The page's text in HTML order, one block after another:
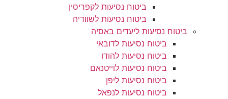
ביטוח נסיעות לקפריסין
ביטוח נסיעות לשוודיה
ביטוח נסיעות ליעדים באסיה
ביטוח נסיעות לדובאי
ביטוח נסיעות להודו
ביטוח נסיעות לוייטנאם
ביטוח נסיעות ליפן
ביטוח נסיעות לנפאל